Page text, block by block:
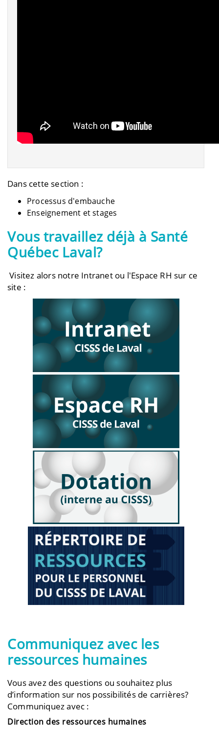
Dans cette section :
Processus d'embauche
Enseignement et stages
Vous travaillez déjà à Santé
Québec Laval?
Visitez alors notre Intranet ou l'Espace RH sur ce
site :
Communiquez avec les
ressources humaines
Vous avez des questions ou souhaitez plus
d’information sur nos possibilités de carrières?
Communiquez avec :
Direction des ressources humaines